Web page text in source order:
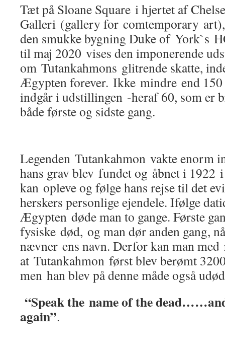
Tæt på Sloane Square i hjertet af
Galleri (gallery for comtemporary
den smukke bygning Duke of York`s
til maj 2020 vises den imponerende
om Tutankahmons glitrende skatte,
Ægypten forever. Ikke mindre end
indgår i udstillingen -heraf 60, som er
både første og sidste gang.
Legenden Tutankahmon vakte enorm
hans grav blev fundet og åbnet i 1922
kan opleve og følge hans rejse til det
herskers personlige ejendele. Ifølge
Ægypten døde man to gange. Første
fysiske død, og man dør anden gang,
nævner ens navn. Derfor kan man med
at Tutankahmon først blev berømt
men han blev på denne måde også
“Speak the name of the
again”.